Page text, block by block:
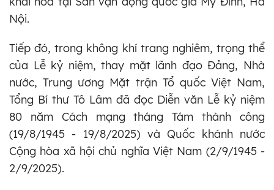
Nội.
Tiếp đó, trong không khí trang nghiêm, trọng thể
của Lễ kỷ niệm, thay mặt lãnh đạo Đảng, Nhà
nước, Trung ương Mặt trận Tổ quốc Việt Nam,
Tổng Bí thư Tô Lâm đã đọc Diễn văn Lễ kỷ niệm
80 năm Cách mạng tháng Tám thành công
(19/8/1945 - 19/8/2025) và Quốc khánh nước
Cộng hòa xã hội chủ nghĩa Việt Nam (2/9/1945 -
2/9/2025).